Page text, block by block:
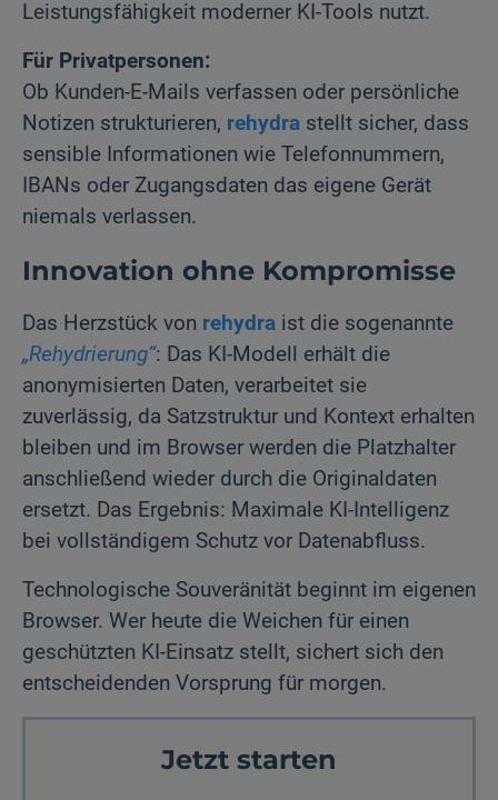
Leistungsfähigkeit moderner KI-Tools nutzt.
Für Privatpersonen:
Ob Kunden-E-Mails verfassen oder persönliche
Notizen strukturieren, rehydra stellt sicher, dass
sensible Informationen wie Telefonnummern,
IBANs oder Zugangsdaten das eigene Gerät
niemals verlassen.
Innovation ohne Kompromisse
Das Herzstück von rehydra ist die sogenannte
„Rehydrierung“: Das KI-Modell erhält die
anonymisierten Daten, verarbeitet sie
zuverlässig, da Satzstruktur und Kontext erhalten
bleiben und im Browser werden die Platzhalter
anschließend wieder durch die Originaldaten
ersetzt. Das Ergebnis: Maximale KI-Intelligenz
bei vollständigem Schutz vor Datenabfluss.
Technologische Souveränität beginnt im eigenen
Browser. Wer heute die Weichen für einen
geschützten KI-Einsatz stellt, sichert sich den
entscheidenden Vorsprung für morgen.
Jetzt starten